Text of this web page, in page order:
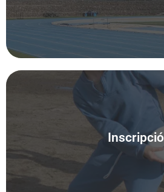
Inscripció
Descarrega